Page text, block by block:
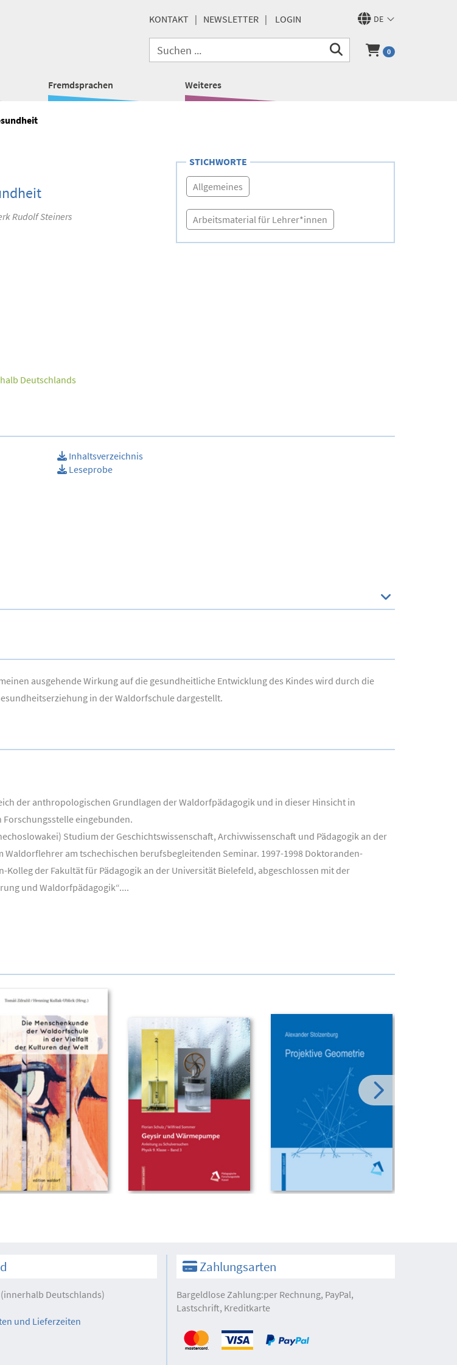
DE
KONTAKT NEWSLETTER LOGIN
0
Fremdsprachen Weiteres
Rudolf Steiners
Deutschlands
STICHWORTE
Allgemeines
Arbeitsmaterial für Lehrer*innen
Inhaltsverzeichnis
Leseprobe
ausgehende Wirkung auf die gesundheitliche Entwicklung des Kindes wird durch die
in der Waldorfschule dargestellt.
der anthropologischen Grundlagen der Waldorfpädagogik und in dieser Hinsicht in
eingebunden.
Studium der Geschichtswissenschaft, Archivwissenschaft und Pädagogik an der
Waldorflehrer am tschechischen berufsbegleitenden Seminar. 1997-1998 Doktoranden-
der Fakultät für Pädagogik an der Universität Bielefeld, abgeschlossen mit der
und Waldorfpädagogik“....
Deutschlands)
und Lieferzeiten
Zahlungsarten
Bargeldlose Zahlung:per Rechnung, PayPal,
Lastschrift, Kreditkarte